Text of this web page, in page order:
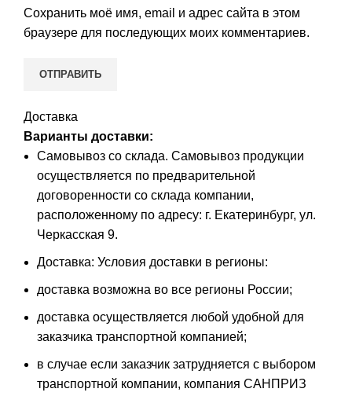
Сохранить моё имя, email и адрес сайта в этом
браузере для последующих моих комментариев.
Доставка
Варианты доставки:
Самовывоз со склада. Самовывоз продукции
осуществляется по предварительной
договоренности со склада компании,
расположенному по адресу: г. Екатеринбург, ул.
Черкасская 9.
Доставка: Условия доставки в регионы:
доставка возможна во все регионы России;
доставка осуществляется любой удобной для
заказчика транспортной компанией;
в случае если заказчик затрудняется с выбором
транспортной компании, компания САНПРИЗ